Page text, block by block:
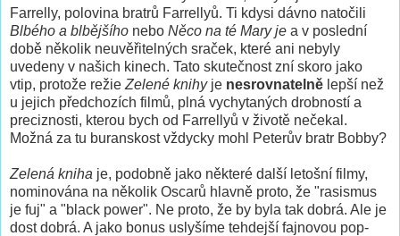
Farrelly, polovina bratrů Farrellyů. Ti kdysi dávno natočili
Blbého a blbějšího nebo Něco na té Mary je a v poslední
době několik neuvěřitelných sraček, které ani nebyly
uvedeny v našich kinech. Tato skutečnost zní skoro jako
vtip, protože režie Zelené knihyje nesrovnatelně lepší než
u jejich předchozích filmů, plná vychytaných drobností a
preciznosti, kterou bych od Farrellyů v životě nečekal.
Možná za tu buranskost vždycky mohl Peterův bratr Bobby?
Zelená kniha je, podobně jako některé další letošní filmy,
nominována na několik Oscarů hlavně proto, že "rasismus
je fuj" a "black power". Ne proto, že by byla tak dobrá. Ale je
dost dobrá. A jako bonus uslyšíme tehdejší fajnovou pop-